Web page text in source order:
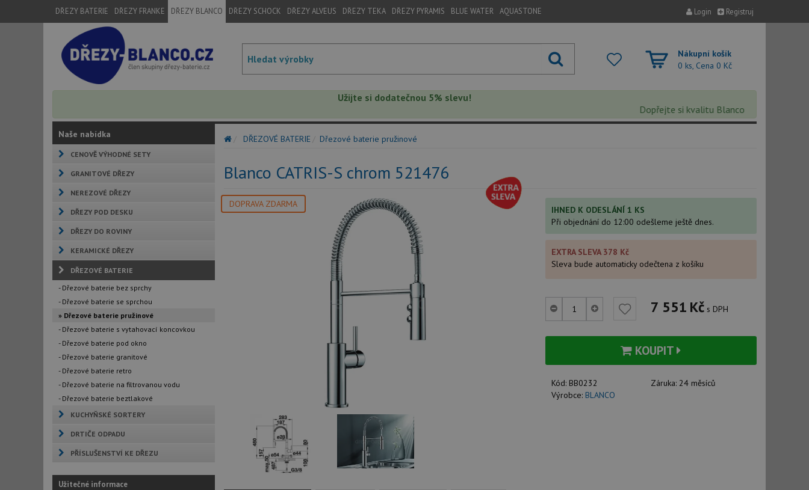
DŘEZY BATERIE DŘEZY FRANKE DŘEZY BLANCO DŘEZY SCHOCK DŘEZY ALVEUS DŘEZY TEKA DŘEZY PYRAMIS BLUE WATER AQUASTONE Login Registruj
Nákupní košík
0 ks, Cena 0 Kč
Užijte si dodatečnou 5% slevu!
Dopřejte si kvalitu Blanco s extra 5% slevou
Naše nabídka
CENOVĚ VÝHODNÉ SETY
GRANITOVÉ DŘEZY
NEREZOVÉ DŘEZY
DŘEZY POD DESKU
DŘEZY DO ROVINY
KERAMICKÉ DŘEZY
DŘEZOVÉ BATERIE
- Dřezové baterie bez sprchy
- Dřezové baterie se sprchou
» Dřezové baterie pružinové
- Dřezové baterie s vytahovací koncovkou
- Dřezové baterie pod okno
- Dřezové baterie granitové
- Dřezové baterie retro
- Dřezové baterie na filtrovanou vodu
- Dřezové baterie beztlakové
KUCHYŇSKÉ SORTERY
DRTIČE ODPADU
PŘÍSLUŠENSTVÍ KE DŘEZU
Užitečné informace
DŘEZOVÉ BATERIE Dřezové baterie pružinové
Blanco CATRIS-S chrom 521476
DOPRAVA ZDARMA
IHNED K ODESLÁNÍ 1 KS
Při objednání do 12:00 odešleme ještě dnes.
EXTRA SLEVA 378 Kč
Sleva bude automaticky odečtena z košíku
7 551 Kč s DPH
KOUPIT
Kód: BB0232 Záruka:24 měsíců
Výrobce: BLANCO